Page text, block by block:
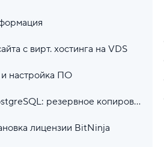
с вирт. хостинга на VDS
и настройка ПО
Дампы в PostgreSQL: резервное копирование и восстановление
лицензии BitNinja